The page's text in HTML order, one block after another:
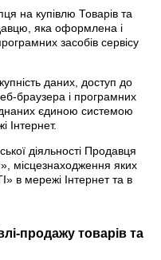
на купівлю Товарів та
яка оформлена і
засобів сервісу
даних, доступ до
браузера і програмних
єдиною системою
Інтернет.
діяльності Продавця
місцезнаходження яких
в мережі Інтернет та в
продажу товарів та